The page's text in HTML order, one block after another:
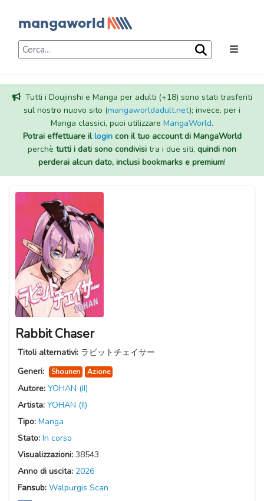
Tutti i Doujinshi e Manga per adulti (+18) sono stati trasferiti
sul nostro nuovo sito (mangaworldadult.net); invece, per i
Manga classici, puoi utilizzare MangaWorld.
Potrai effettuare illogincon il tuo account di MangaWorld
perchè tutti i dati sono condivisi tra i due siti, quindi non
perderai alcun dato, inclusi bookmarks e premium!
Rabbit Chaser
Titoli alternativi: ラビットチェイサー
Generi:
Shounen Azione
Autore: YOHAN (II)
Artista: YOHAN (II)
Tipo: Manga
Stato: In corso
Visualizzazioni: 38543
Anno di uscita: 2026
Fansub: Walpurgis Scan